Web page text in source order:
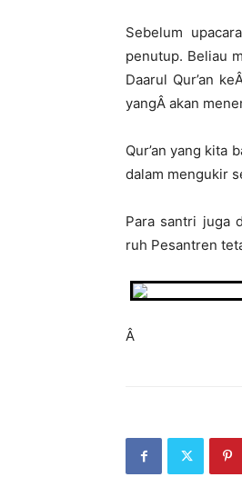
Sebelum
penutup. Beliau
Daarul Qur’an
yangÂ akan
Qur’an yang kita
dalam mengukir
Para santri juga
ruh Pesantren
Â